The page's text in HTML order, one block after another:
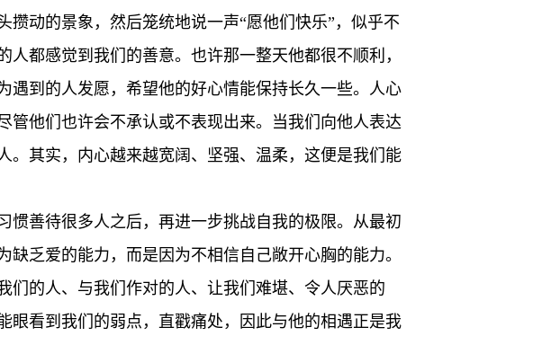
动的景象，然后笼统地说一声“愿他们快乐”，似乎不
都感觉到我们的善意。也许那一整天他都很不顺利，
遇到的人发愿，希望他的好心情能保持长久一些。人心
管他们也许会不承认或不表现出来。当我们向他人表达
。其实，内心越来越宽阔、坚强、温柔，这便是我们能
惯善待很多人之后，再进一步挑战自我的极限。从最初
乏爱的能力，而是因为不相信自己敞开心胸的能力。
们的人、与我们作对的人、让我们难堪、令人厌恶的
眼看到我们的弱点，直戳痛处，因此与他的相遇正是我